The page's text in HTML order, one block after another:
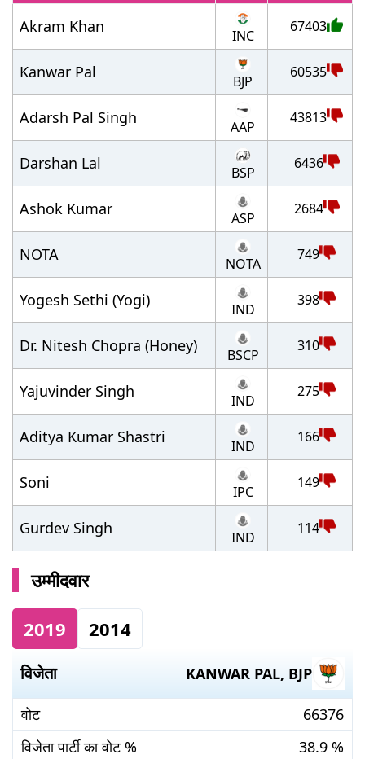
Akram Khan INC
67403
Kanwar Pal BJP
60535
Adarsh Pal Singh AAP
43813
Darshan Lal BSP
6436
Ashok Kumar ASP
2684
NOTA NOTA
749
Yogesh Sethi (Yogi) IND
398
Dr. Nitesh Chopra (Honey) BSCP
310
Yajuvinder Singh IND
275
Aditya Kumar Shastri IND
166
Soni IPC
149
Gurdev Singh IND
114
उम्मीदवार
2019
2014
विजेता KANWAR PAL, BJP
वोट
66376
विजेता पार्टी का वोट %
38.9 %